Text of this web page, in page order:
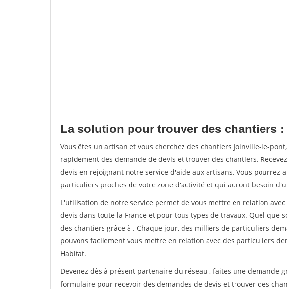
La solution pour trouver des chantiers
Vous êtes un artisan et vous cherchez des chantiers Joinville-le-
rapidement des demande de devis et trouver des chantiers.
devis en rejoignant notre service d'aide aux artisans. Vous pourrez
particuliers proches de votre zone d'activité et qui auront besoin
L'utilisation de notre service permet de vous mettre en relation
devis dans toute la France et pour tous types de travaux. Quel que
des chantiers grâce à . Chaque jour, des milliers de particuliers
pouvons facilement vous mettre en relation avec des particuliers
Habitat.
Devenez dès à présent partenaire du réseau , faites une demande
formulaire pour recevoir des demandes de devis et trouver des